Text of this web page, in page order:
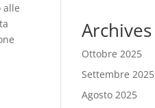
alle
Archives
Ottobre 2025
Settembre 2025
Agosto 2025